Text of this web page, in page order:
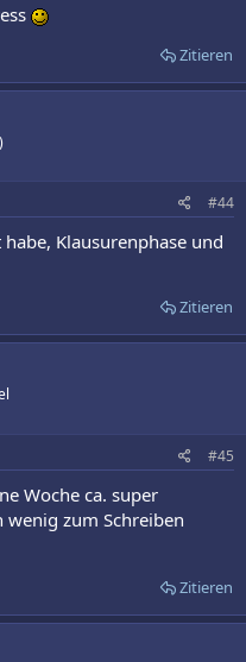
Zitieren
#44
Klausurenphase und
Zitieren
#45
Woche ca. super
zum Schreiben
Zitieren